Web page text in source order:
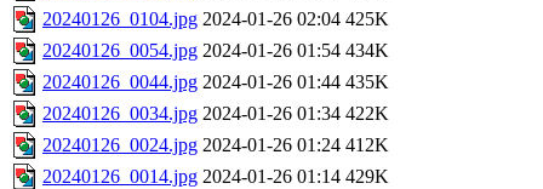
20240126_0104.jpg 2024-01-26 02:04 425K
20240126_0054.jpg 2024-01-26 01:54 434K
20240126_0044.jpg 2024-01-26 01:44 435K
20240126_0034.jpg 2024-01-26 01:34 422K
20240126_0024.jpg 2024-01-26 01:24 412K
20240126_0014.jpg 2024-01-26 01:14 429K